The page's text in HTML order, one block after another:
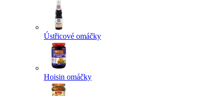
Ústřicové omáčky
Hoisin omáčky